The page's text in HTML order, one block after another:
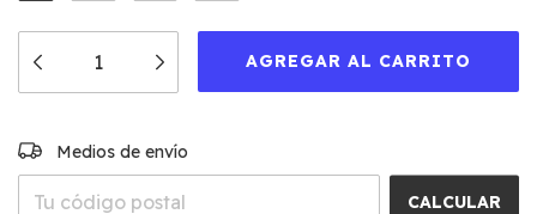
Entregas para el CP:
Medios de envío
CALCULAR